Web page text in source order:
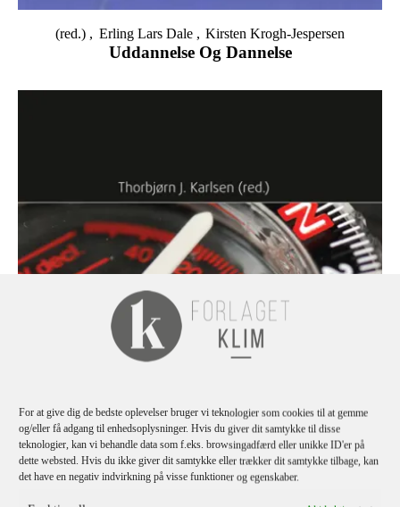
For at give dig de bedste oplevelser bruger vi teknologier som cookies til at gemme
og/eller få adgang til enhedsoplysninger. Hvis du giver dit samtykke til disse
teknologier, kan vi behandle data som f.eks. browsingadfærd eller unikke ID'er på
dette websted. Hvis du ikke giver dit samtykke eller trækker dit samtykke tilbage, kan
det have en negativ indvirkning på visse funktioner og egenskaber.
Uddannelse Og Dannelse
(red.) Erling Lars Dale Kirsten Krogh-Jespersen